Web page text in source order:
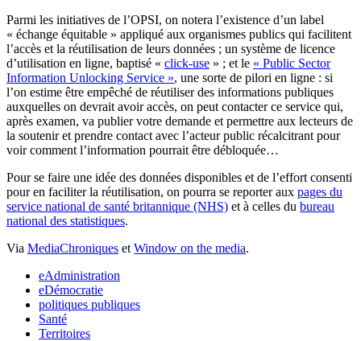
Parmi les initiatives de l’OPSI, on notera l’existence d’un label
« échange équitable » appliqué aux organismes publics qui facilitent
l’accès et la réutilisation de leurs données ; un système de licence
d’utilisation en ligne, baptisé « click-use » ; et le « Public Sector
Information Unlocking Service », une sorte de pilori en ligne : si
l’on estime être empêché de réutiliser des informations publiques
auxquelles on devrait avoir accès, on peut contacter ce service qui,
après examen, va publier votre demande et permettre aux lecteurs de
la soutenir et prendre contact avec l’acteur public récalcitrant pour
voir comment l’information pourrait être débloquée…
Pour se faire une idée des données disponibles et de l’effort consenti
pour en faciliter la réutilisation, on pourra se reporter aux pages du
service national de santé britannique (NHS) et à celles du bureau
national des statistiques.
Via MediaChroniques et Window on the media.
eAdministration
eDémocratie
politiques publiques
Santé
Territoires